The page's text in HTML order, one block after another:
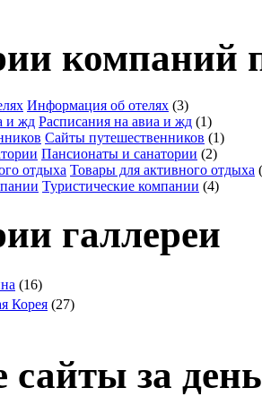
компаний
Информация об отелях (3)
Расписания на авиа и жд (1)
Сайты путешественников (1)
Пансионаты и санатории (2)
Товары для активного отдыха
Туристические компании (4)
галлереи
(16)
Корея (27)
за день